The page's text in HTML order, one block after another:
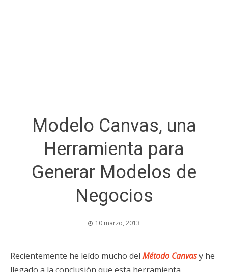
Modelo Canvas, una
Herramienta para
Generar Modelos de
Negocios
10 marzo, 2013
Recientemente he leído mucho del Método Canvasy he